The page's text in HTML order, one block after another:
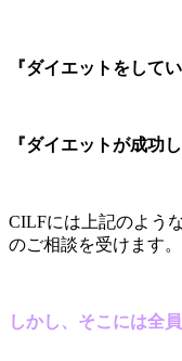
『ダイエットをして
『ダイエットが成功
CILFには上記のよう
のご相談を受けます。
しかし、そこには全